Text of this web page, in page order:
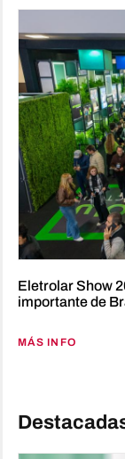
Eletrolar Show
importante de
MÁS INFO